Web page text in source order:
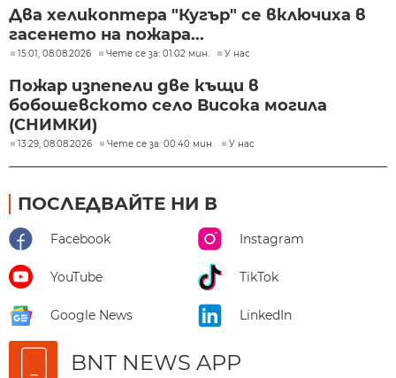
Два хеликоптера "Кугър" се включиха в
гасенето на пожара...
15:01, 08.08.2026 Чете се за: 01:02 мин. У нас
Пожар изпепели две къщи в
бобошевското село Висока могила
(СНИМКИ)
13:29, 08.08.2026 Чете се за: 00:40 мин. У нас
ПОСЛЕДВАЙТЕ НИ В
Facebook Instagram
YouTube TikTok
Google News LinkedIn
BNT NEWS APP